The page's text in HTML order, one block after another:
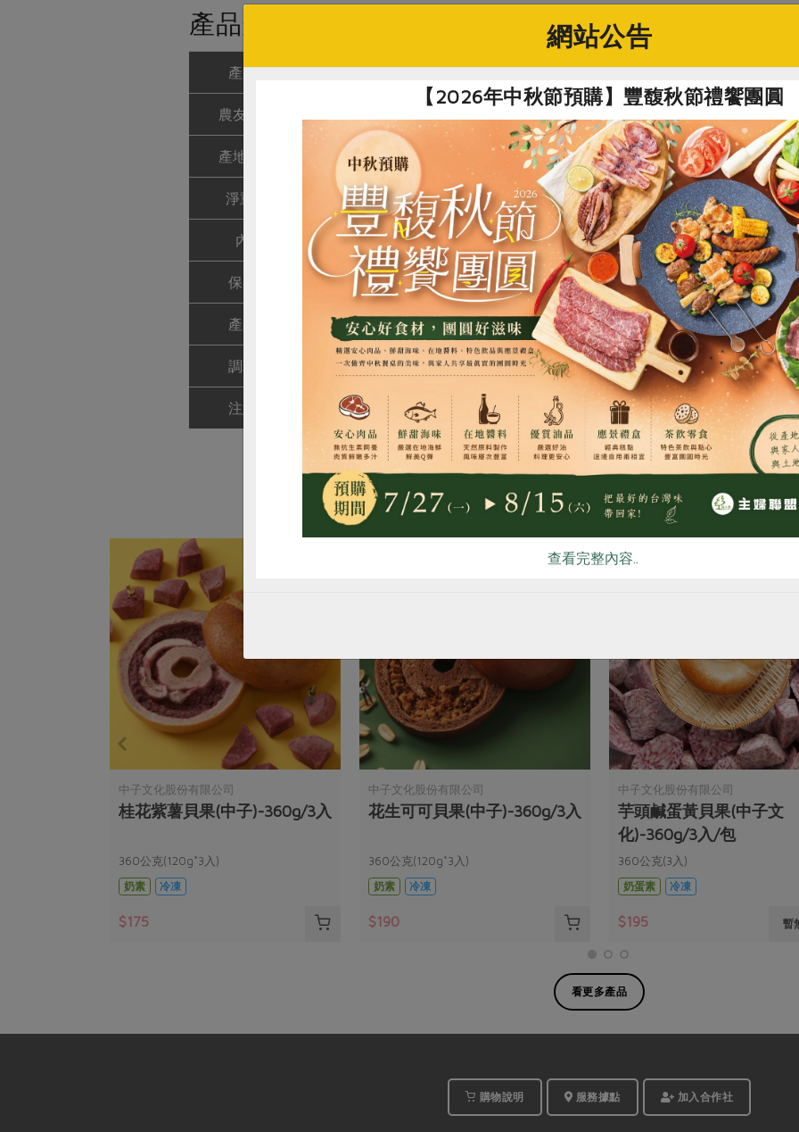
產品規格(*為合作社指定原料)
產品名稱 韃靼蕎麥餐包
農友/生產者
產地/原產地 台灣
淨重/數量 6個/包 50克±5%/個
內容物 本土小麥麵粉、小麥麵粉、本土韃靼蕎麥粉、本土韃靼蕎麥仁、砂糖、酵
保存條件 冷凍保存90天 建議以冷凍保存，可防止麵包脫水乾硬，並可確保麵包活
產品說明 絕不添加防腐劑，軟化劑，或人工化學色素，人工搓揉成形，堅持歐式烘
調理方式 建議用電鍋蒸食，濃郁麥香,口感佳，再烘烤外酥內軟,純正歐式麵包風味。
注意事項 有極為少數對小麥，蕎麥敏感的朋友，食用本品時請注意！
你可能有興趣的產品
中子文化股份有限公司
桂花紫薯貝果(中子)-360g/3入
360公克(120g*3入)
奶素
冷凍
$175
中子文化股份有限公司
花生可可貝果(中子)-360g/3入
360公克(120g*3入)
奶素
冷凍
$190
中子文化股份有限公司
芋頭鹹蛋黃貝果(中子文
化)-360g/3入/包
360公克(3入)
奶蛋素
冷凍
$195 暫
看更多產品
購物說明 服務據點 加入合作社
惜食 RPET 食譜 減硝酸鹽 雞蛋 食安 共同
網站公告
【2026年中秋節預購】豐馥秋節禮饗團圓
查看完整內容..